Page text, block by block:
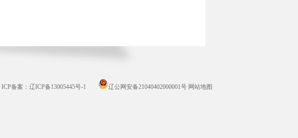
ICP备案：辽ICP备13005445号-1 辽公网安备21040402000001号 网站地图